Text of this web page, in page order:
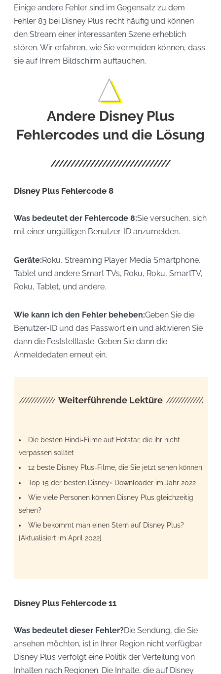
Einige andere Fehler sind im Gegensatz zu dem
Fehler 83 bei Disney Plus recht häufig und können
den Stream einer interessanten Szene erheblich
stören. Wir erfahren, wie Sie vermeiden können, dass
sie auf Ihrem Bildschirm auftauchen.
Andere Disney Plus
Fehlercodes und die Lösung
Disney Plus Fehlercode 8
Was bedeutet der Fehlercode 8:Sie versuchen, sich
mit einer ungültigen Benutzer-ID anzumelden.
Geräte:Roku, Streaming Player Media Smartphone,
Tablet und andere Smart TVs, Roku, Roku, SmartTV,
Roku, Tablet, und andere.
Wie kann ich den Fehler beheben:Geben Sie die
Benutzer-ID und das Passwort ein und aktivieren Sie
dann die Feststelltaste. Geben Sie dann die
Anmeldedaten erneut ein.
////////////////////Weiterführende Lektüre
Die besten Hindi-Filme auf Hotstar, die ihr nicht
verpassen solltet
12 beste Disney Plus-Filme, die Sie jetzt sehen können
Top 15 der besten Disney+ Downloader im Jahr 2022
Wie viele Personen können Disney Plus gleichzeitig
sehen?
Wie bekommt man einen Stern auf Disney Plus?
[Aktualisiert im April 2022]
Disney Plus Fehlercode 11
Was bedeutet dieser Fehler?Die Sendung, die Sie
ansehen möchten, ist in Ihrer Region nicht verfügbar.
Disney Plus verfolgt eine Politik der Verteilung von
Inhalten nach Regionen. Die Inhalte, die auf Disney